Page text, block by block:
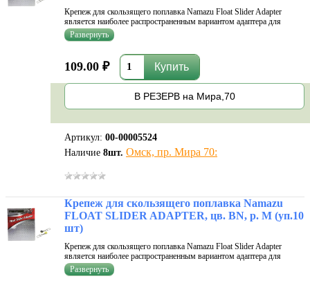
Крепеж для скользящего поплавка Namazu Float Slider Adapter
является наиболее распространенным вариантом адаптера для
скользящего крепления поплавков. На втулке для крепления
поплавка, через которую проходит леска, закреплен вертлюжок с
109.00 ₽
В РЕЗЕРВ на Мира,70
Артикул: 00-00005524
Наличие 8шт. Омск, пр. Мира 70:
Крепеж для скользящего поплавка Namazu
FLOAT SLIDER ADAPTER, цв. BN, р. M (уп.10
шт)
Крепеж для скользящего поплавка Namazu Float Slider Adapter
является наиболее распространенным вариантом адаптера для
скользящего крепления поплавков. На втулке для крепления
поплавка, через которую проходит леска, закреплен вертлюжок с